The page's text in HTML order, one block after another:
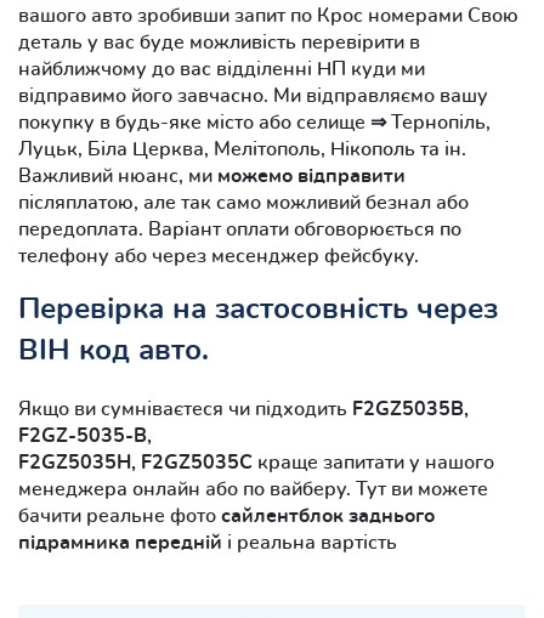
вашого авто зробивши запит по Крос номерами Свою
деталь у вас буде можливість перевірити в
найближчому до вас відділенні НП куди ми
відправимо його завчасно. Ми відправляємо вашу
покупку в будь-яке місто або селище ⇒ Тернопіль,
Луцьк, Біла Церква, Мелітополь, Нікополь та ін.
Важливий нюанс, ми можемо відправити
післяплатою, але так само можливий безнал або
передоплата. Варіант оплати обговорюється по
телефону або через месенджер фейсбуку.
Перевірка на застосовність через
ВІН код авто.
Якщо ви сумніваєтеся чи підходить F2GZ5035B,
F2GZ-5035-B,
F2GZ5035H, F2GZ5035C краще запитати у нашого
менеджера онлайн або по вайберу. Тут ви можете
бачити реальне фото сайлентблок заднього
підрамника передній і реальна вартість